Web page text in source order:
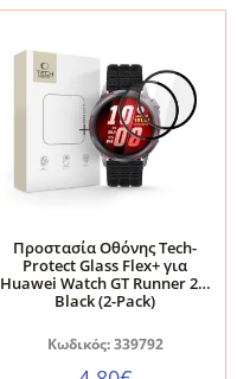
5
Tech-
Protect
Flex+
ποσότητα
Προστασία Οθόνης Tech-
Protect Glass Flex+ για
Huawei Watch GT Runner 2 –
Black (2-Pack)
Κωδικός: 339792